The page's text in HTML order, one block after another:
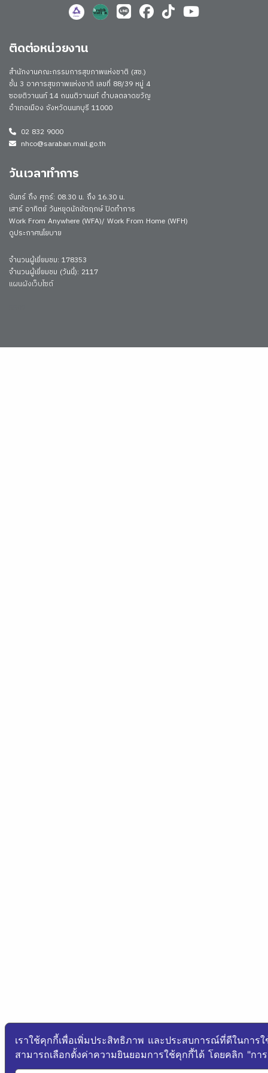
ติดต่อหน่วยงาน
สำนักงานคณะกรรมการสุขภาพแห่งชาติ (สช.)
ชั้น 3 อาคารสุขภาพแห่งชาติ เลขที่ 88/39 หมู่ 4
ซอยติวานนท์ 14 ถนนติวานนท์ ตำบลตลาดขวัญ
อำเภอเมือง จังหวัดนนทบุรี 11000
02 832 9000
nhco@saraban.mail.go.th
วันเวลาทำการ
จันทร์ ถึง ศุกร์: 08.30 น. ถึง 16.30 น.
เสาร์ อาทิตย์ วันหยุดนักขัตฤกษ์ ปิดทำการ
Work From Anywhere (WFA)/ Work From Home (WFH)
ดูประกาศนโยบาย
จำนวนผู้เยี่ยมชม: 178353
จำนวนผู้เยี่ยมชม (วันนี้): 2117
แผนผังเว็บไซต์
เราใช้คุกกี้เพื่อเพิ่มประสิทธิภาพ และประสบการณ์ที่ดีในการ
สามารถเลือกตั้งค่าความยินยอมการใช้คุกกี้ได้ โดยคลิก "กา